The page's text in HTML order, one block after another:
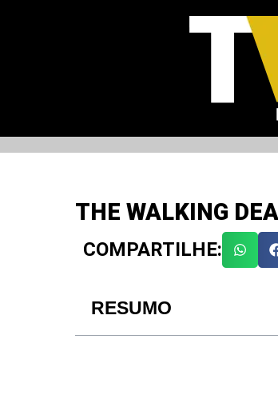
THE WALKING
COMPARTILHE:
RESUMO